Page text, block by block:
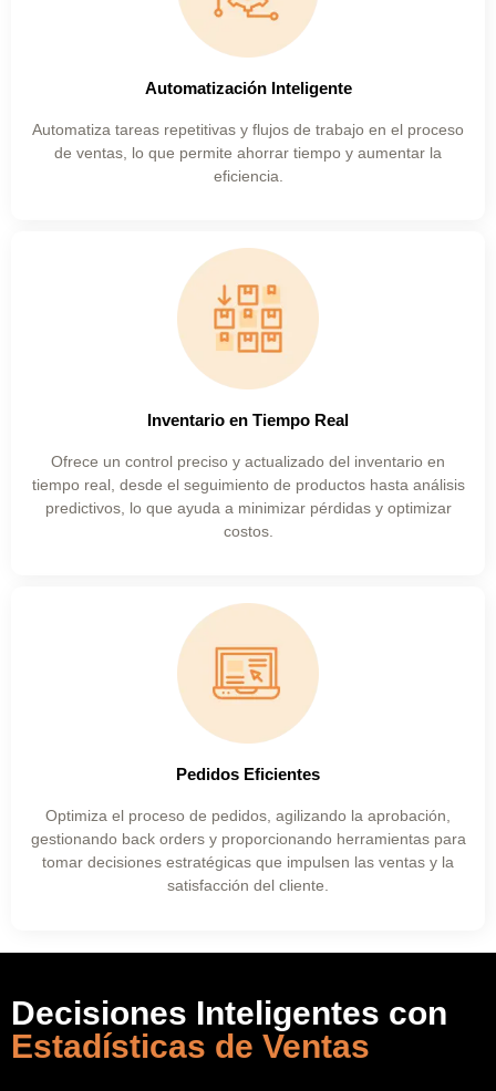
Automatización Inteligente
Automatiza tareas repetitivas y flujos de trabajo en el proceso
de ventas, lo que permite ahorrar tiempo y aumentar la
eficiencia.
Inventario en Tiempo Real
Ofrece un control preciso y actualizado del inventario en
tiempo real, desde el seguimiento de productos hasta análisis
predictivos, lo que ayuda a minimizar pérdidas y optimizar
costos.
Pedidos Eficientes
Optimiza el proceso de pedidos, agilizando la aprobación,
gestionando back orders y proporcionando herramientas para
tomar decisiones estratégicas que impulsen las ventas y la
satisfacción del cliente.
Decisiones Inteligentes con
Estadísticas de Ventas